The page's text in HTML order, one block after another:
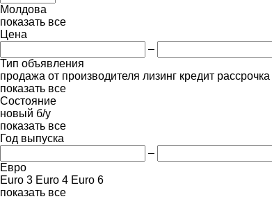
Молдова
показать все
Цена
–
Тип объявления
продажа от производителя лизинг кредит рассрочка
показать все
Состояние
новый б/у
показать все
Год выпуска
–
Евро
Euro 3 Euro 4 Euro 6
показать все